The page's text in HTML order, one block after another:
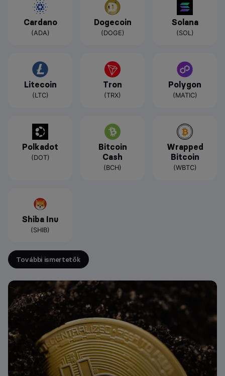
Cardano
(ADA)
Dogecoin
(DOGE)
Solana
(SOL)
Litecoin
(LTC)
Tron
(TRX)
Polygon
(MATIC)
Polkadot
(DOT)
Bitcoin
Cash
(BCH)
Wrapped
Bitcoin
(WBTC)
Shiba Inu
(SHIB)
További ismertetők